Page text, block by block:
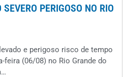
PERIGOSO NO RIO
e perigoso risco de tempo
feira (06/08) no Rio Grande do